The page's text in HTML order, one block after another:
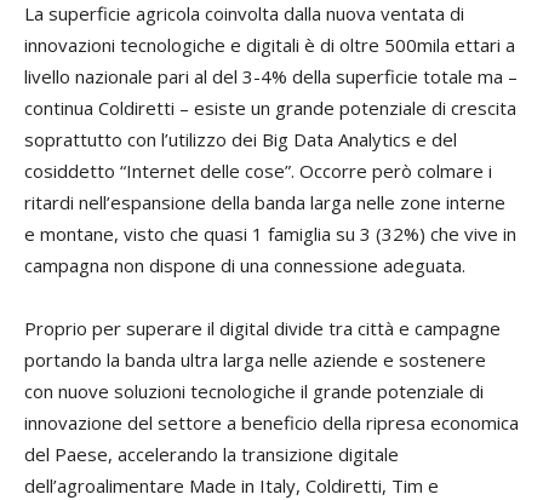
La superficie agricola coinvolta dalla nuova ventata di
innovazioni tecnologiche e digitali è di oltre 500mila ettari a
livello nazionale pari al del 3-4% della superficie totale ma –
continua Coldiretti – esiste un grande potenziale di crescita
soprattutto con l’utilizzo dei Big Data Analytics e del
cosiddetto “Internet delle cose”. Occorre però colmare i
ritardi nell’espansione della banda larga nelle zone interne
e montane, visto che quasi 1 famiglia su 3 (32%) che vive in
campagna non dispone di una connessione adeguata.
Proprio per superare il digital divide tra città e campagne
portando la banda ultra larga nelle aziende e sostenere
con nuove soluzioni tecnologiche il grande potenziale di
innovazione del settore a beneficio della ripresa economica
del Paese, accelerando la transizione digitale
dell’agroalimentare Made in Italy, Coldiretti, Tim e